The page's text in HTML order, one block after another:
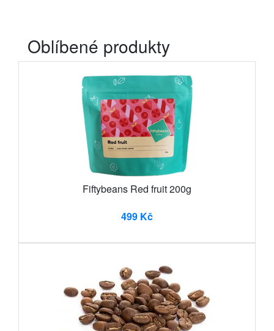
Oblíbené produkty
Fiftybeans Red fruit 200g
499 Kč